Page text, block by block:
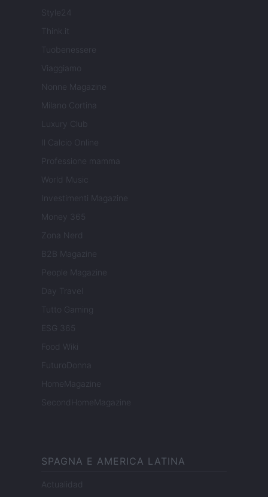
Style24
Think.it
Tuobenessere
Viaggiamo
Nonne Magazine
Milano Cortina
Luxury Club
Il Calcio Online
Professione mamma
World Music
Investimenti Magazine
Money 365
Zona Nerd
B2B Magazine
People Magazine
Day Travel
Tutto Gaming
ESG 365
Food Wiki
FuturoDonna
HomeMagazine
SecondHomeMagazine
SPAGNA E AMERICA LATINA
Actualidad